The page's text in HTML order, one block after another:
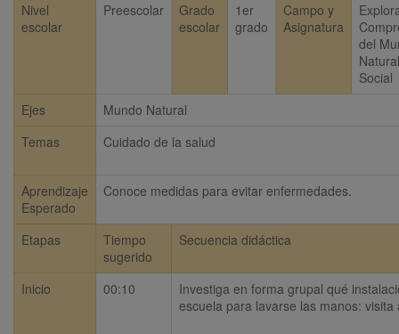
Nivel
escolar
Preescolar
Grado
escolar
1er
grado
Campo y
Asignatura
del
Social
Ejes
Mundo Natural
Temas
Cuidado de la salud
Aprendizaje
Esperado
Conoce medidas para evitar enfermedades.
Etapas
Tiempo
sugerido
Secuencia didáctica
Inicio 00:10
Investiga en forma grupal qué
escuela para lavarse las manos: visita